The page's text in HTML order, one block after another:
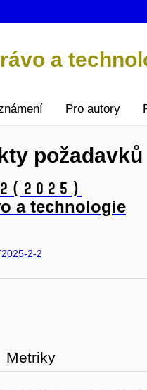
a
Pro autory
(2025)
a technologie
2-2
Metriky